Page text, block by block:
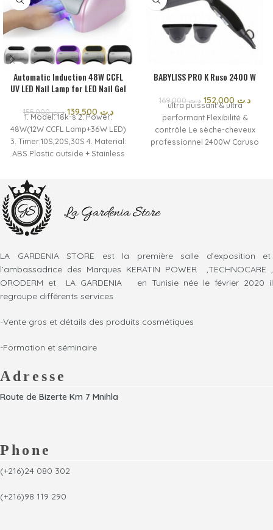
Automatic Induction 48W CCFL
UV LED Nail Lamp for LED Nail Gel
د.ت155,000 د.ت
1. Model: 18k-s 2. Power:
48W(12W CCFL Lamp+36W LED)
3. Timer:10S,20S,30S 4. Material:
ABS Plastic outside + Stainless
BABYLISS PRO K Ruso 2400 W
د.ت169,000 د.تultra puissant & ultra
performant Flexibilité &
contrôle Le sèche-cheveux
professionnel 2400W Caruso
LA GARDENIA STORE est la première salle d’exposition et
l’ambassadrice des Marques KERATIN POWER ,TECHNOCARE ,
ORODERM et LA GARDENIA en Tunisie née le février 2020 il
regroupe différents services
-Vente gros et détails des produits cosmétiques
-Formation et séminaire
Adresse
Route de Bizerte Km 7 Mnihla
Phone
(+216)24 080 302
(+216)98 119 290